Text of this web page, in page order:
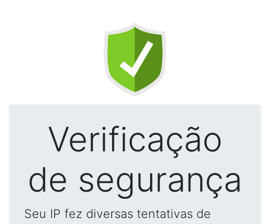
Verificação
de segurança
Seu IP fez diversas tentativas de